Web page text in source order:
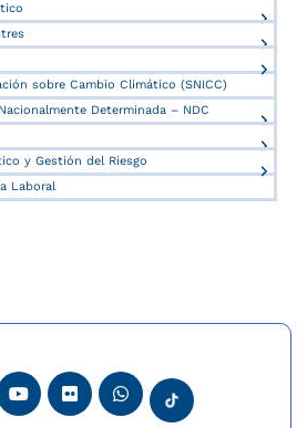
sobre Cambio Climático (SNICC)
Determinada – NDC
y Gestión del Riesgo
Laboral